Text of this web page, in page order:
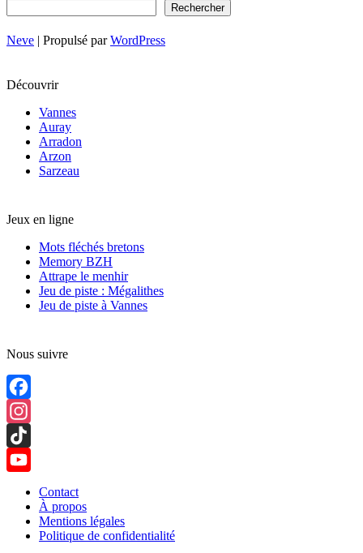
Rechercher
Neve | Propulsé parWordPress
Découvrir
Vannes
Auray
Arradon
Arzon
Sarzeau
Jeux en ligne
Mots fléchés bretons
Memory BZH
Attrape le menhir
Jeu de piste : Mégalithes
Jeu de piste à Vannes
Nous suivre
Facebook
Instagram
TikTok
Channel
Contact
À propos
Mentions légales
Politique de confidentialité